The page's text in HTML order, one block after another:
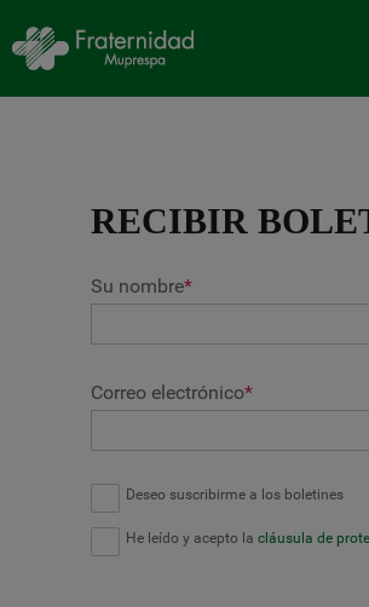
RECIBIR
Su nombre*
Correo electrónico*
Deseo suscribirme a los boletines
He leído y acepto la cláusula de